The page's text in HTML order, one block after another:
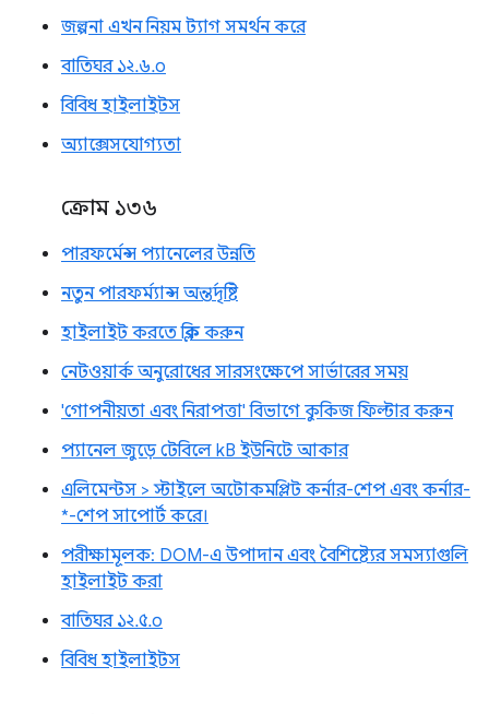
জল্পনা এখন নিয়ম ট্যাগ সমর্থন করে
বাতিঘর ১২.৬.০
বিবিধ হাইলাইটস
অ্যাক্সেসযোগ্যতা
ক্রোম ১৩৬
পারফর্মেন্স প্যানেলের উন্নতি
নতুন পারফর্ম্যান্স অন্তর্দৃষ্টি
হাইলাইট করতে ক্লিক করুন
নেটওয়ার্ক অনুরোধের সারসংক্ষেপে সার্ভারের সময়
'গোপনীয়তা এবং নিরাপত্তা' বিভাগে কুকিজ ফিল্টার করুন
প্যানেল জুড়ে টেবিলে kB ইউনিটে আকার
এলিমেন্টস > স্টাইলে অটোকমপ্লিট কর্নার-শেপ এবং কর্নার-
*-শেপ সাপোর্ট করে।
পরীক্ষামূলক: DOM-এ উপাদান এবং বৈশিষ্ট্যের সমস্যাগুলি
হাইলাইট করা
বাতিঘর ১২.৫.০
বিবিধ হাইলাইটস